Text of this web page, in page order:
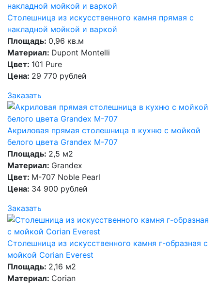
Столешница из искусственного камня прямая с
накладной мойкой и варкой
Площадь: 0,96 кв.м
Материал: Dupont Montelli
Цвет: 101 Pure
Цена: 29 770 рублей
Заказать
Акриловая прямая столешница в кухню с мойкой
белого цвета Grandex M-707
Площадь: 2,5 м2
Материал: Grandex
Цвет: M-707 Noble Pearl
Цена: 34 900 рублей
Заказать
Столешница из искусственного камня г-образная с
мойкой Corian Everest
Площадь: 2,16 м2
Материал: Corian